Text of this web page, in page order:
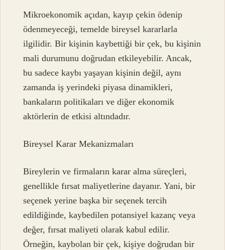
Mikroekonomik açıdan, kayıp çekin ödenip
ödenmeyeceği, temelde bireysel kararlarla
ilgilidir. Bir kişinin kaybettiği bir çek, bu kişinin
mali durumunu doğrudan etkileyebilir. Ancak,
bu sadece kaybı yaşayan kişinin değil, aynı
zamanda iş yerindeki piyasa dinamikleri,
bankaların politikaları ve diğer ekonomik
aktörlerin de etkisi altındadır.
Bireysel Karar Mekanizmaları
Bireylerin ve firmaların karar alma süreçleri,
genellikle fırsat maliyetlerine dayanır. Yani, bir
seçenek yerine başka bir seçenek tercih
edildiğinde, kaybedilen potansiyel kazanç veya
değer, fırsat maliyeti olarak kabul edilir.
Örneğin, kaybolan bir çek, kişiye doğrudan bir